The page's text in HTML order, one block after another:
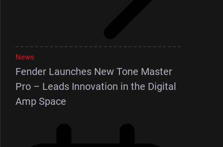
News
Fender Launches New Tone Master
Pro – Leads Innovation in the Digital
Amp Space